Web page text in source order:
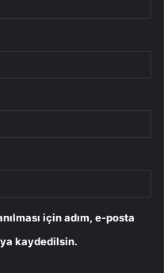
için adım, e-posta
kaydedilsin.